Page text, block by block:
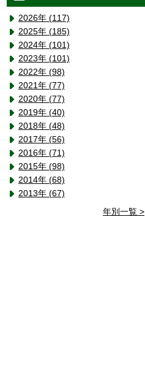
2026年 (117)
2025年 (185)
2024年 (101)
2023年 (101)
2022年 (98)
2021年 (77)
2020年 (77)
2019年 (40)
2018年 (48)
2017年 (56)
2016年 (71)
2015年 (98)
2014年 (68)
2013年 (67)
年別一覧 >